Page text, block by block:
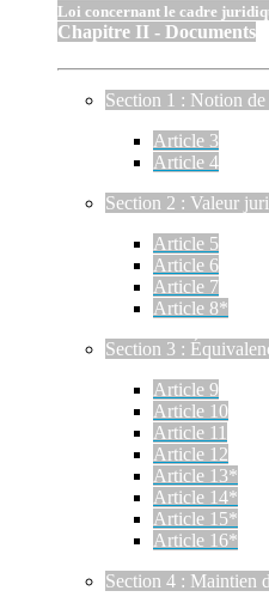
Loi concernant le cadre
Chapitre II - Documents
Section 1 : Notion
Article 3
Article 4
Section 2 : Valeur
Article 5
Article 6
Article 7
Article 8*
Section 3 :
Article 9
Article 10
Article 11
Article 12
Article 13*
Article 14*
Article 15*
Article 16*
Section 4 : Maintien